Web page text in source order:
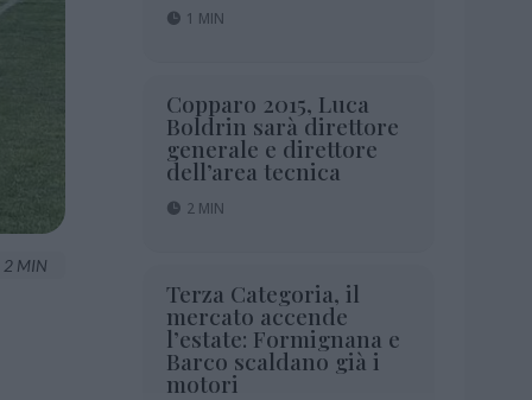
2 MIN
1 MIN
Copparo 2015, Luca
Boldrin sarà direttore
generale e direttore
dell’area tecnica
2 MIN
Terza Categoria, il
mercato accende
l’estate: Formignana e
Barco scaldano già i
motori